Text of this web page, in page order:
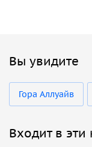
Вы увидите
Гора Аллуайв
Входит в эти